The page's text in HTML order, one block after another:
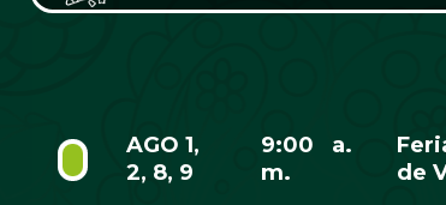
AGO 1,
2, 8, 9
9:00 a.
m.
de